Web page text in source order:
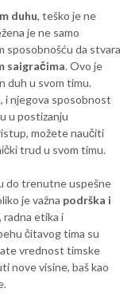
duhu, teško je ne
je ne samo
sposobnošću da stvara
saigračima. Ovo je
duh u svom timu.
i njegova sposobnost
u postizanju
možete naučiti
trud u svom timu.
do trenutne uspešne
je važna podrška i
radna etika i
čitavog tima su
vrednost timske
nove visine, baš kao